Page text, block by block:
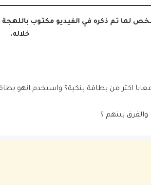
لما تم ذكره في الفيديو مكتوب
خلاله.
اكثر من بطاقة بنكية؟ واستخدم انهو
والفرق بينهم ؟